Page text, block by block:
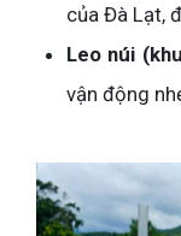
của Đà Lạt,
Leo núi
vận động